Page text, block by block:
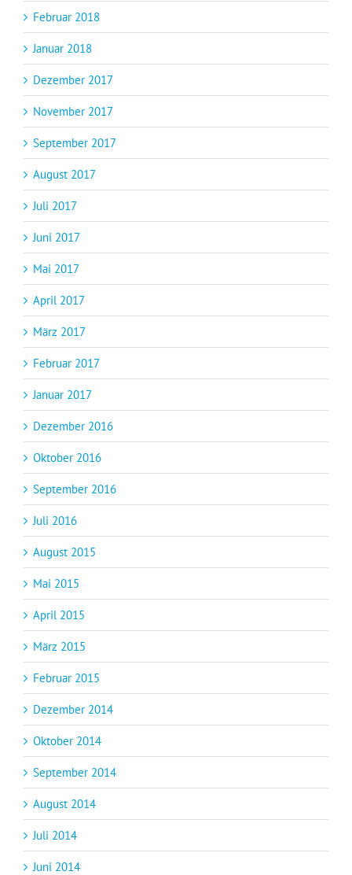
Februar 2018
Januar 2018
Dezember 2017
November 2017
September 2017
August 2017
Juli 2017
Juni 2017
Mai 2017
April 2017
März 2017
Februar 2017
Januar 2017
Dezember 2016
Oktober 2016
September 2016
Juli 2016
August 2015
Mai 2015
April 2015
März 2015
Februar 2015
Dezember 2014
Oktober 2014
September 2014
August 2014
Juli 2014
Juni 2014